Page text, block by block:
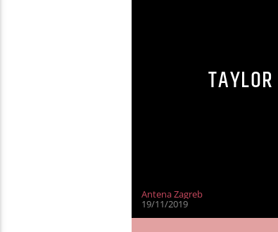
Antena Zagreb
19/11/2019